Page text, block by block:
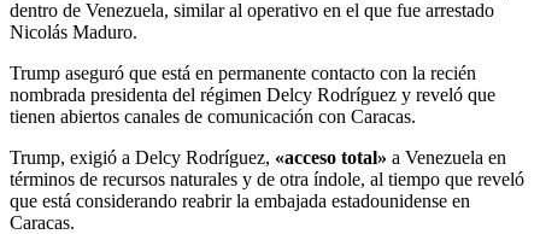
dentro de Venezuela, similar al operativo en el que fue arrestado
Nicolás Maduro.
Trump aseguró que está en permanente contacto con la recién
nombrada presidenta del régimen Delcy Rodríguez y reveló que
tienen abiertos canales de comunicación con Caracas.
Trump, exigió a Delcy Rodríguez, «acceso total» a Venezuela en
términos de recursos naturales y de otra índole, al tiempo que reveló
que está considerando reabrir la embajada estadounidense en
Caracas.